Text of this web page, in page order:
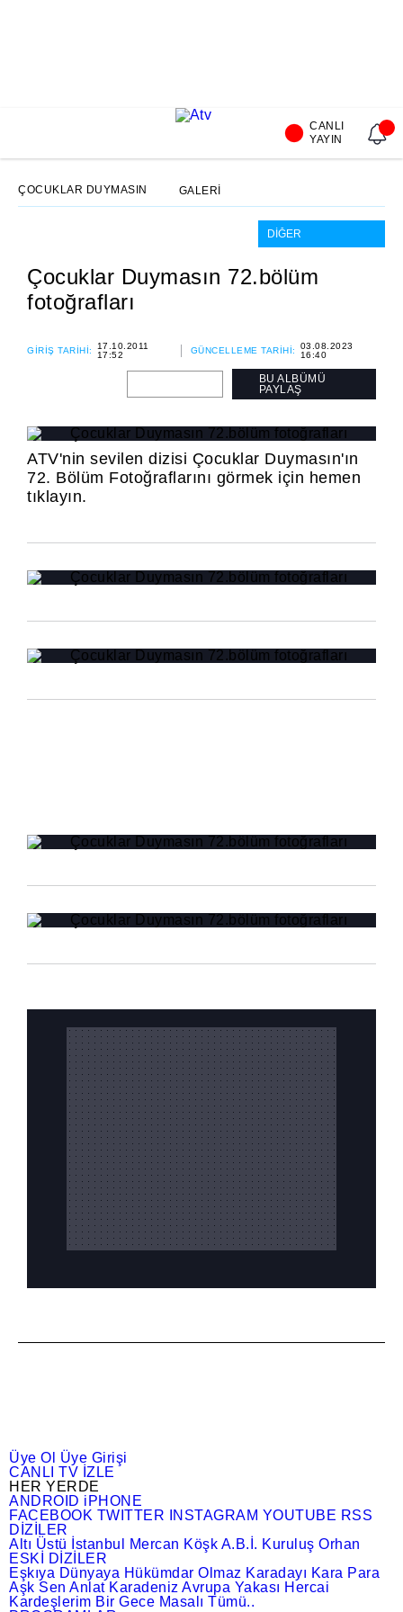
CANLI
YAYIN
ÇOCUKLAR DUYMASIN GALERİ
Çocuklar Duymasın 72.bölüm
fotoğrafları
GİRİŞ TARİHİ:
17.10.2011
17:52
GÜNCELLEME TARİHİ:
03.08.2023
16:40
BU ALBÜMÜ
PAYLAŞ
ATV'nin sevilen dizisi Çocuklar Duymasın'ın
72. Bölüm Fotoğraflarını görmek için hemen
tıklayın.
Üye Ol
Üye Girişi
CANLI TV İZLE
HER YERDE
ANDROID iPHONE
FACEBOOK TWITTER INSTAGRAM YOUTUBE RSS
DİZİLER
Altı Üstü İstanbul
Mercan Köşk A.B.İ. Kuruluş Orhan
ESKİ DİZİLER
Eşkıya Dünyaya Hükümdar Olmaz Karadayı Kara Para
Aşk Sen Anlat Karadeniz Avrupa Yakası Hercai
Kardeşlerim Bir Gece Masalı Tümü..